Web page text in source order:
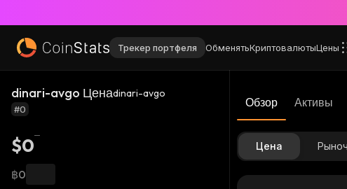
Трекер портфеля ОбменятьКриптовалютыЦены
dinari-avgo Ценаdinari-avgo
#0
$0
฿0
Обзор Активы
Цена